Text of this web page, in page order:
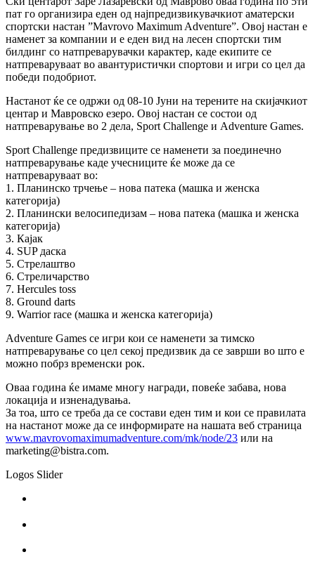
пат го организира еден од најпредизвикувачкиот аматерски
спортски настан ”Mavrovo Maximum Adventure”. Овој настан е
наменет за компании и е еден вид на лесен спортски тим
билдинг со натпреварувачки карактер, каде екипите се
натпреваруваат во авантуристички спортови и игри со цел да
победи подобриот.
Настанот ќе се одржи од 08-10 Јуни на терените на скијачкиот
центар и Мавровско езеро. Овој настан се состои од
натпреварување во 2 дела, Sport Challenge и Adventure Games.
Sport Challenge предизвиците се наменети за поединечно
натпреварување каде учесниците ќе може да се
натпреваруваат во:
1. Планинско трчење – нова патека (машка и женска
категорија)
2. Планински велосипедизам – нова патека (машка и женска
категорија)
3. Кајак
4. SUP даска
5. Стрелаштво
6. Стреличарство
7. Hercules toss
8. Ground darts
9. Warrior race (машка и женска категорија)
Adventure Games се игри кои се наменети за тимско
натпреварување со цел секој предизвик да се заврши во што е
можно побрз временски рок.
Оваа година ќе имаме многу награди, повеќе забава, нова
локација и изненадувања.
За тоа, што се треба да се состави еден тим и кои се правилата
на настанот може да се информирате на нашата веб страница
www.mavrovomaximumadventure.com/mk/node/23 или на
marketing@bistra.com.
Logos Slider